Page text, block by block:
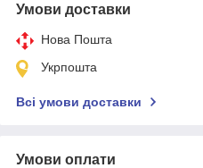
Умови доставки
Нова Пошта
Укрпошта
Всі умови доставки
Умови оплати